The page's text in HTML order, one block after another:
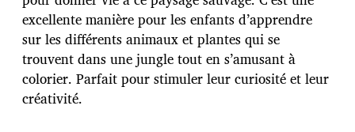
excellente manière pour les enfants d’apprendre
sur les différents animaux et plantes qui se
trouvent dans une jungle tout en s’amusant à
colorier. Parfait pour stimuler leur curiosité et leur
créativité.